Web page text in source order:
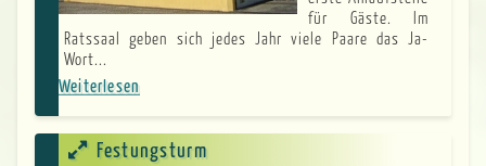
für Gäste. Im
Ratssaal geben sich jedes Jahr viele Paare das Ja-
Wort...
Weiterlesen
Peitz
Festungsturm